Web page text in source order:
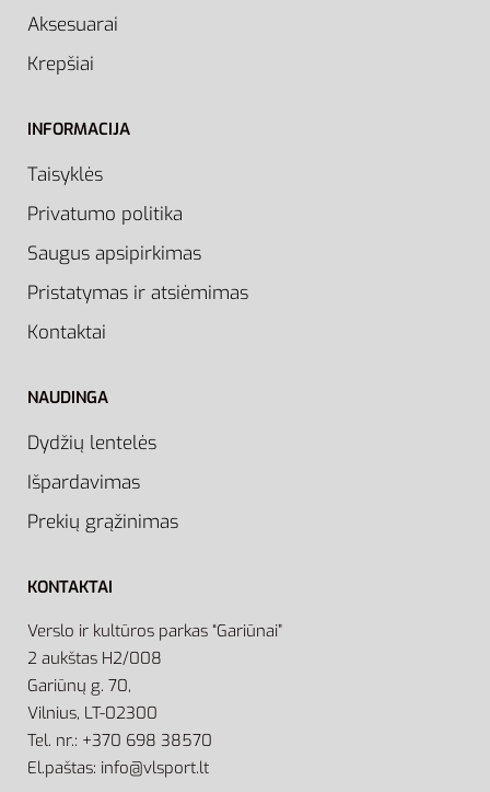
Aksesuarai
Krepšiai
INFORMACIJA
Taisyklės
Privatumo politika
Saugus apsipirkimas
Pristatymas ir atsiėmimas
Kontaktai
NAUDINGA
Dydžių lentelės
Išpardavimas
Prekių grąžinimas
KONTAKTAI
Verslo ir kultūros parkas “Gariūnai”
2 aukštas H2/008
Gariūnų g. 70,
Vilnius, LT-02300
Tel. nr.: +370 698 38570
El.paštas: info@vlsport.lt